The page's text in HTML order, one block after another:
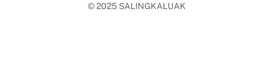
© 2025 SALINGKALUAK